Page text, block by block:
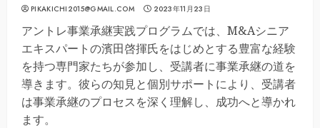
PIKAKICHI2015@GMAIL.COM 2023年11月23日
アントレ事業承継実践プログラムでは、M&Aシニア
エキスパートの濱田啓揮氏をはじめとする豊富な経験
を持つ専門家たちが参加し、受講者に事業承継の道を
導きます。彼らの知見と個別サポートにより、受講者
は事業承継のプロセスを深く理解し、成功へと導かれ
ます。